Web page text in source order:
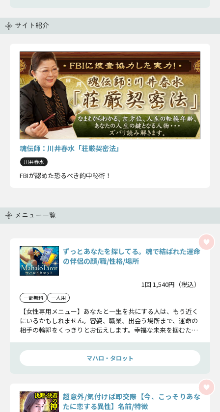
サイト紹介
魂伝師：川井春水「荘厳契密法」
川井春水
FBIが認めた恐るべき的中秘術！
メニュー一覧
ずっとあなたを探してる。魂で結ばれた運命
の伴侶の顔/職/性格/場所
1回 1,540円（税込）
一部無料 一人用
【女性専用メニュー】あなたと一生を共にする人は、もう近く
にいるかもしれません。容姿、職業、出会う場所まで、運命の
相手の輪郭をくっきりとお伝えします。幸福な未来を掴むため
マハロ・タロット
超意外/気付けば即交際【今、こっそりあな
たに恋する異性】名前/特徴